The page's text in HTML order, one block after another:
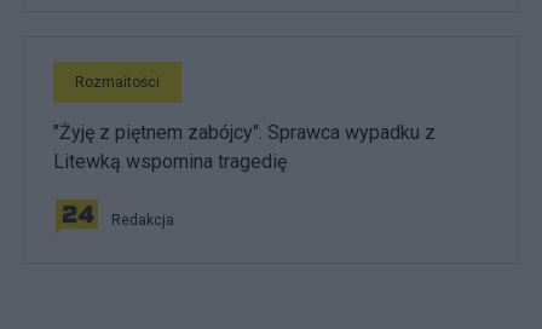
Rozmaitości
"Żyję z piętnem zabójcy". Sprawca wypadku z
Litewką wspomina tragedię
Redakcja